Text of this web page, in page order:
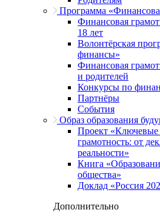
Программа
Финансовая
18 лет
Волонтёрская
финансы»
Финансовая
и родителей
Конкурсы по
Партнёры
События
Образ образования
Проект «Ключевые
грамотность: от
реальности»
Книга
общества»
Доклад «Россия
Дополнительно